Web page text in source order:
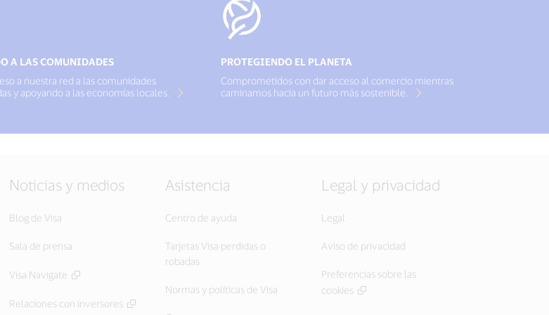
A LAS COMUNIDADES
a nuestra red a las comunidades
y apoyando a las economías locales.
PROTEGIENDO EL PLANETA
Comprometidos con dar acceso al comercio mientras
caminamos hacia un futuro más sostenible.
Noticias y medios
Blog de Visa
Sala de prensa
Visa Navigate
Relaciones con inversores
Asistencia
Centro de ayuda
Tarjetas Visa perdidas o
robadas
Normas y políticas de Visa
Legal y privacidad
Legal
Aviso de privacidad
Preferencias sobre las
cookies